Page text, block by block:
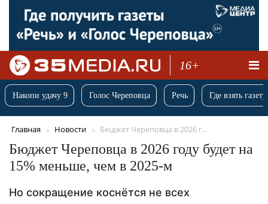
16+
Накопи удачу 9 Голос Череповца Речь Где взять
Главная Новости Бюджет Череповца в 2026 г...
Бюджет Череповца в 2026 году будет на
15% меньше, чем в 2025-м
Но сокращение коснётся не всех